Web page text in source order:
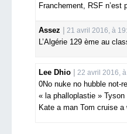
Franchement, RSF n’est
Assez
21 avril 2016, à
L’Algérie 129 ème au
Lee Dhio 22 avril 2016,
0No nuke no hubble not-
« la phalloplastie »
Kate a man Tom cruise a